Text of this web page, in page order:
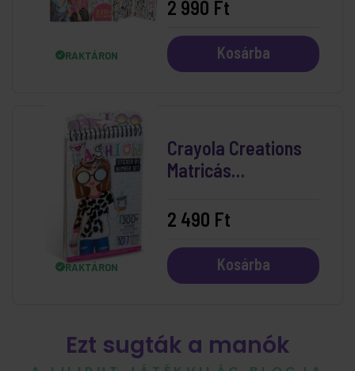
RAKTÁRON
2 990 Ft
Kosárba
RAKTÁRON
Crayola Creations
Matricás
Készlet
2 490 Ft
Kosárba
Ezt sugták a manók